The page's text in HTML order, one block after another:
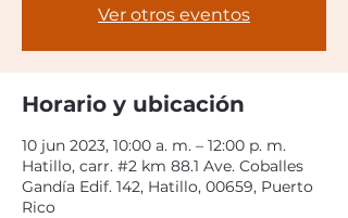
Ver otros eventos
Horario y ubicación
10 jun 2023, 10:00 a. m. – 12:00 p. m.
Hatillo, carr. #2 km 88.1 Ave. Coballes
Gandía Edif. 142, Hatillo, 00659, Puerto
Rico